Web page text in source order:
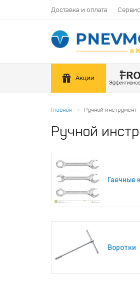
Доставка и оплата
Акции
Главная Ручной инструмент
Ручной
Гаечные
Воротки